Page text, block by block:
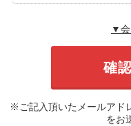
▼会
※ご記入頂いたメールアド
をお